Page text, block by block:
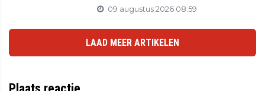
09 augustus 2026 08:59
LAAD MEER ARTIKELEN